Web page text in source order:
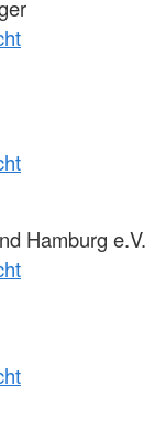
Hamburg e.V.